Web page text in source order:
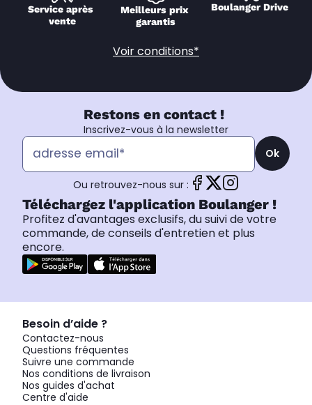
Service après
vente
Meilleurs prix
garantis
Boulanger Drive
Voir conditions*
Restons en contact !
Inscrivez-vous à la newsletter
Ok
Ou retrouvez-nous sur :
Téléchargez l'application Boulanger !
Profitez d'avantages exclusifs, du suivi de votre
commande, de conseils d'entretien et plus
encore.
Besoin d’aide ?
Contactez-nous
Questions fréquentes
Suivre une commande
Nos conditions de livraison
Nos guides d'achat
Centre d'aide